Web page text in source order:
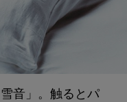
音」。触るとパ